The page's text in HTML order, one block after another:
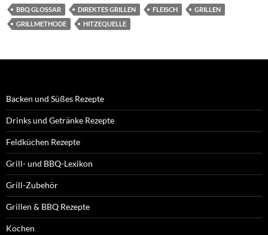
BBQ GLOSSAR DIREKTES GRILLEN FLEISCH
GRILLEN
GRILLMETHODE
HITZEQUELLE
Backen und Süßes Rezepte
Drinks und Getränke Rezepte
Feldküchen Rezepte
Grill- und BBQ-Lexikon
Grill-Zubehör
Grillen & BBQ Rezepte
Kochen